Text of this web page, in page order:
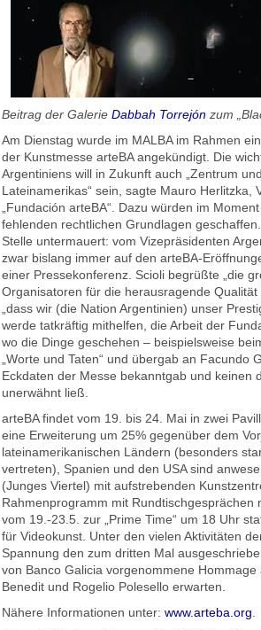
Beitrag der Galerie Dabbah Torrejónzum
Am Dienstag wurde im MALBA im Rahmen
der Kunstmesse arteBA angekündigt. Die
Argentiniens will in Zukunft auch „Zentrum
Lateinamerikas“ sein, sagte Mauro Herlitzka,
„Fundación arteBA“. Dazu würden im
fehlenden rechtlichen Grundlagen
Stelle untermauert: vom Vizepräsidenten
zwar bislang immer auf den arteBA-
einer Pressekonferenz. Scioli begrüßte „die
Organisatoren für die herausragende Qualität
„dass wir (die Nation Argentinien) unser
werde tatkräftig mithelfen, die Arbeit der
wo die Dinge geschehen – beispielsweise
„Worte und Taten“ und übergab an
Eckdaten der Messe bekanntgab und keinen
unerwähnt ließ.
arteBA findet vom 19. bis 24. Mai in zwei
eine Erweiterung um 25% gegenüber dem
lateinamerikanischen Ländern (besonders
vertreten), Spanien und den USA sind
(Junges Viertel) mit aufstrebenden
Rahmenprogramm mit
vom 19.-23.5. zur „Prime Time“ um 18 Uhr
für Videokunst. Unter den vielen Aktivitäten
Spannung den zum dritten Mal
von Banco Galicia vorgenommene
Benedit und Rogelio Polesello erwarten.
Nähere Informationen unter: www.arteba.org